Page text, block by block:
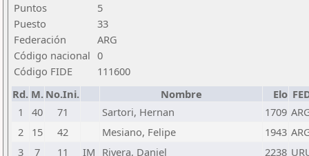
Puntos
5
Puesto
33
Federación
ARG
Código nacional 0
Código FIDE
111600
Rd. M. No.Ini. Nombre Elo
1
40 71 Sartori, Hernan 1709
2
15 42 Mesiano, Felipe 1943
3
7 11 IM Rivera, Daniel 2238